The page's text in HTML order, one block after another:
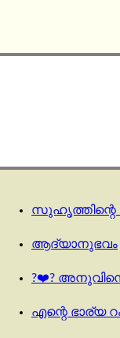
സുഹൃത്തിന്റെ
ആദ്യാനുഭവം
?‍❤️‍?
എന്റെ ഭാര്യ